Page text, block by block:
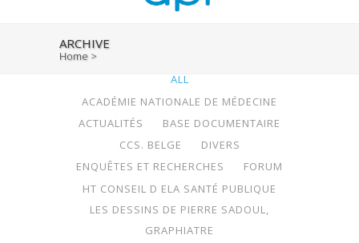
ARCHIVE
Home >
ALL
ACADÉMIE NATIONALE DE MÉDECINE
ACTUALITÉS
BASE DOCUMENTAIRE
CCS. BELGE
DIVERS
ENQUÊTES ET RECHERCHES
FORUM
HT CONSEIL D ELA SANTÉ PUBLIQUE
LES DESSINS DE PIERRE SADOUL,
GRAPHIATRE